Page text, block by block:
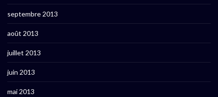
septembre 2013
août 2013
juillet 2013
juin 2013
mai 2013